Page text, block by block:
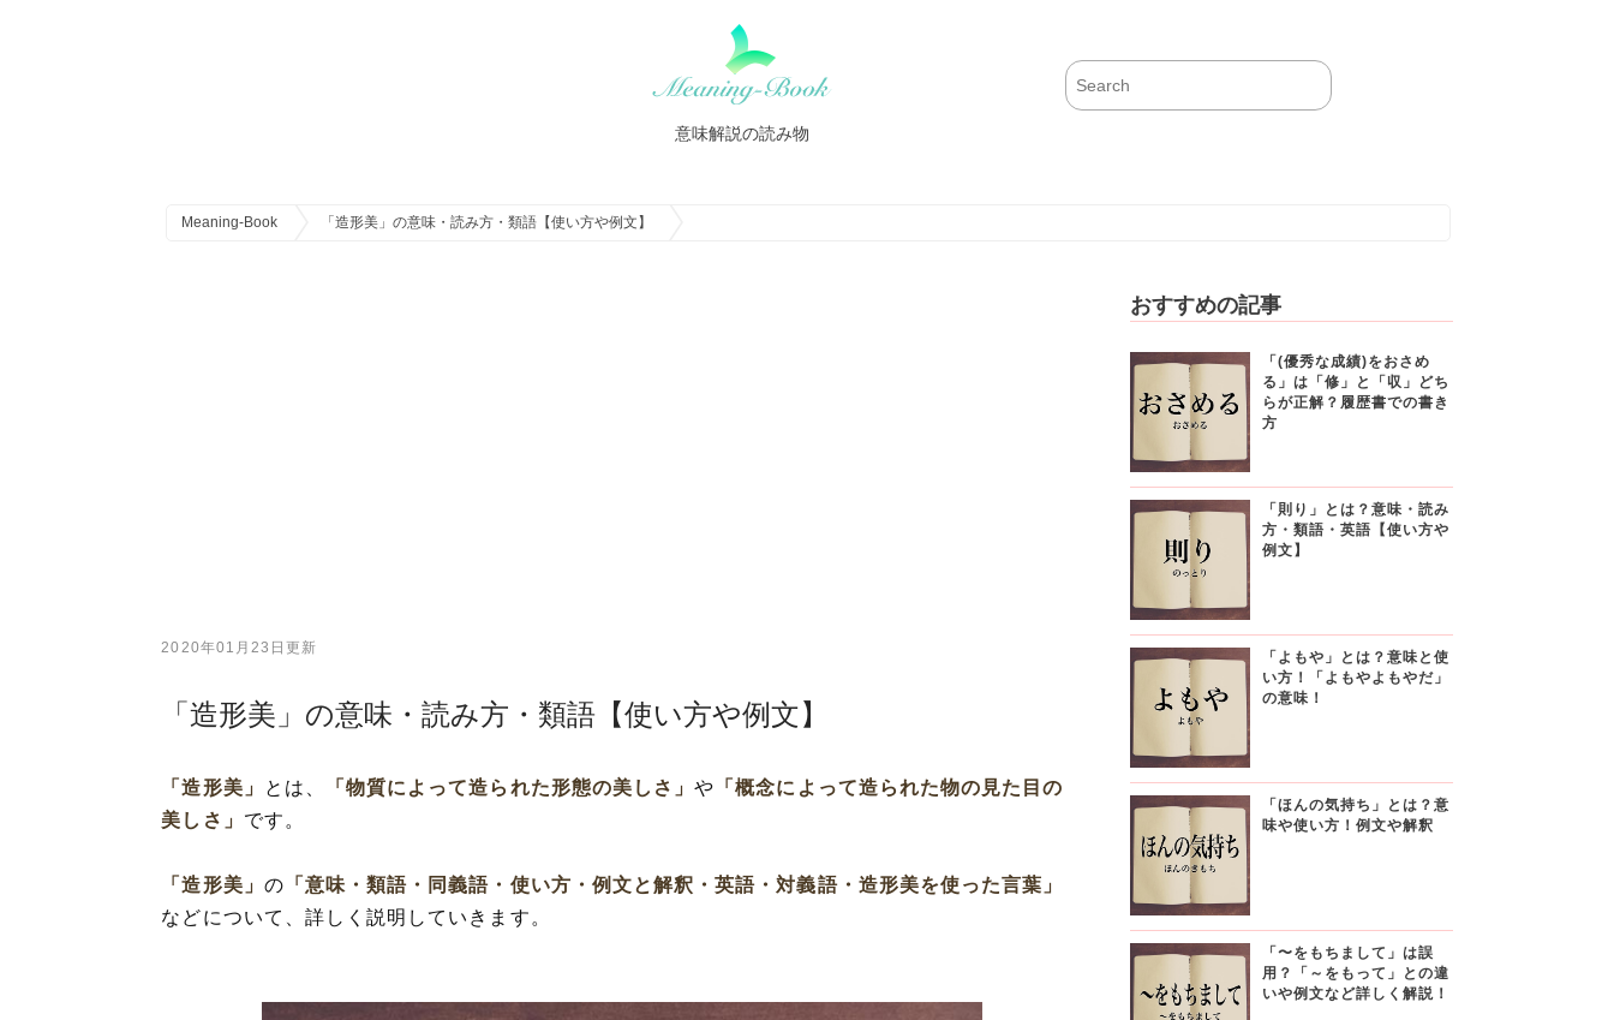
意味解説の読み物
Meaning-Book 「造形美」の意味・読み方・類語【使い方や例文】
2020年01月23日更新
「造形美」の意味・読み方・類語【使い方や例文】
「造形美」 とは、 「物質によって造られた形態の美しさ」や 「概念によって造られた物の見た目の
美しさ」 です。
「造形美」 の 「意味・類語・同義語・使い方・例文と解釈・英語・対義語・造形美を使った言葉」
などについて、詳しく説明していきます。
おすすめの記事
「(優秀な成績)をおさめ
る」は「修」と「収」どち
らが正解？履歴書での書き
方
「則り」とは？意味・読み
方・類語・英語【使い方や
例文】
「よもや」とは？意味と使
い方！「よもやよもやだ」
の意味！
「ほんの気持ち」とは？意
味や使い方！例文や解釈
「〜をもちまして」は誤
用？「～をもって」との違
いや例文など詳しく解説！